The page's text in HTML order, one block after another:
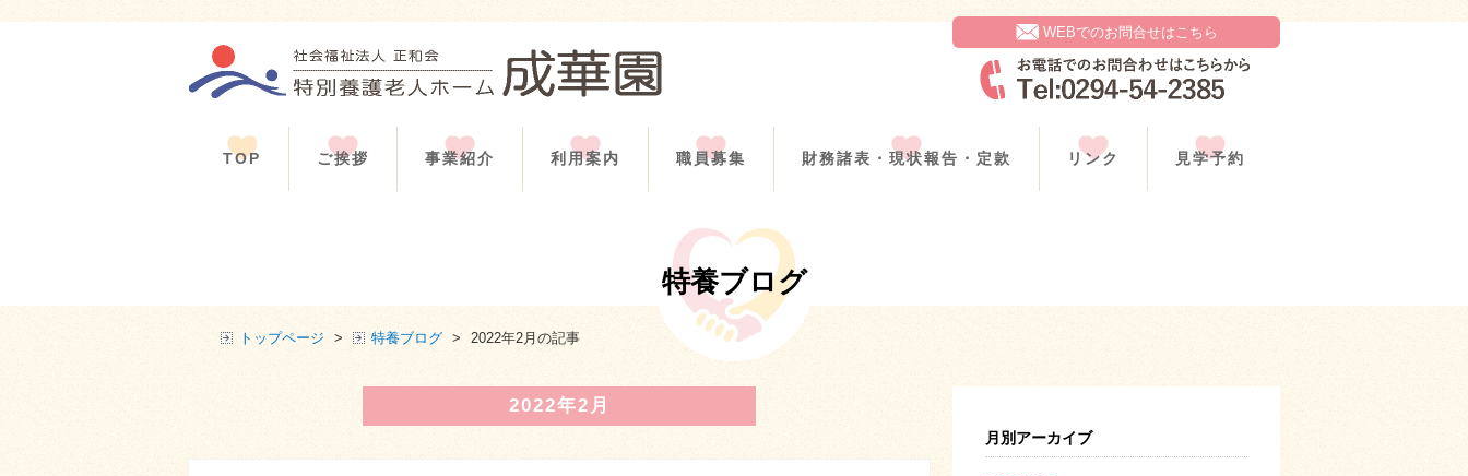
WEBでのお問合せはこちら
TOP ご挨拶 事業紹介 利用案内 職員募集 財務諸表・現状報告・定款 リンク 見学予約
特養ブログ
トップページ > 特養ブログ > 2022年2月の記事
2022年2月
月別アーカイブ